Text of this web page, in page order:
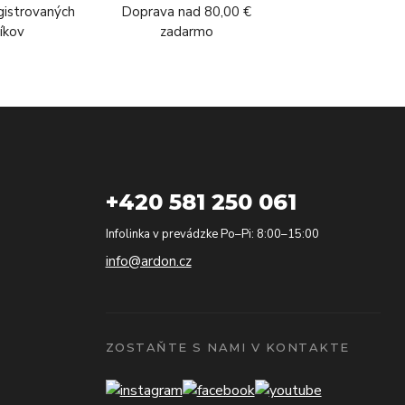
Doprava nad 80,00 €
zadarmo
+420 581 250 061
Infolinka v prevádzke Po–Pi: 8:00–15:00
info@ardon.cz
ZOSTAŇTE S NAMI V KONTAKTE